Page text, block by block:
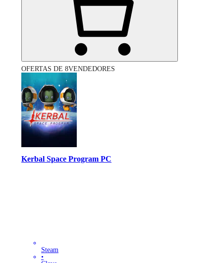
OFERTAS DE 8VENDEDORES
Kerbal Space Program PC
Steam
•